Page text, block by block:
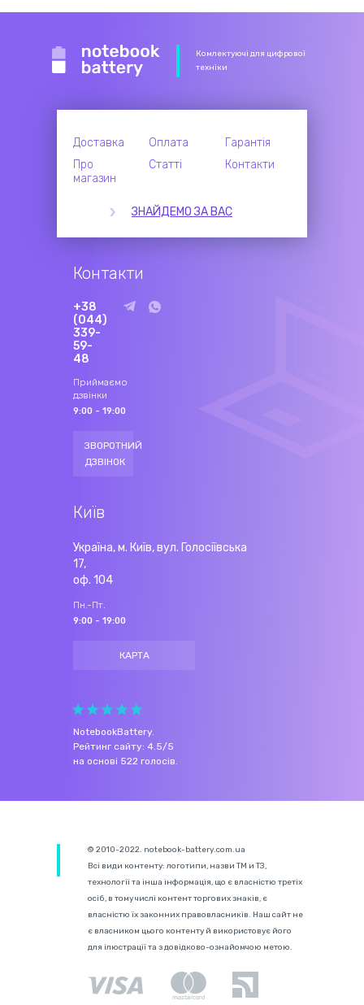
Комлектуючі для цифрової
техніки
Доставка Оплата
Гарантія
Про
магазин
Статті Контакти
ЗНАЙДЕМО ЗА ВАС
Контакти
+38
(044)
339-
59-
48
Приймаємо
дзвінки
9:00 - 19:00
ЗВОРОТНИЙ
ДЗВІНОК
Київ
Україна, м. Київ, вул. Голосіївська
17,
оф. 104
Пн.-Пт.
9:00 - 19:00
КАРТА
NotebookBattery.
Рейтинг сайту: 4.5/5
на основі 522 голосів.
© 2010-2022. notebook-battery.com.ua
Всі види контенту: логотипи, назви ТМ и ТЗ,
технології та інша інформація, що є власністю третіх
осіб, в тому числі контент торгових знаків, є
власністю їх законних правовласників. Наш сайт не
є власником цього контенту й використовує його
для ілюстрації та з довідково-ознайомчою метою.